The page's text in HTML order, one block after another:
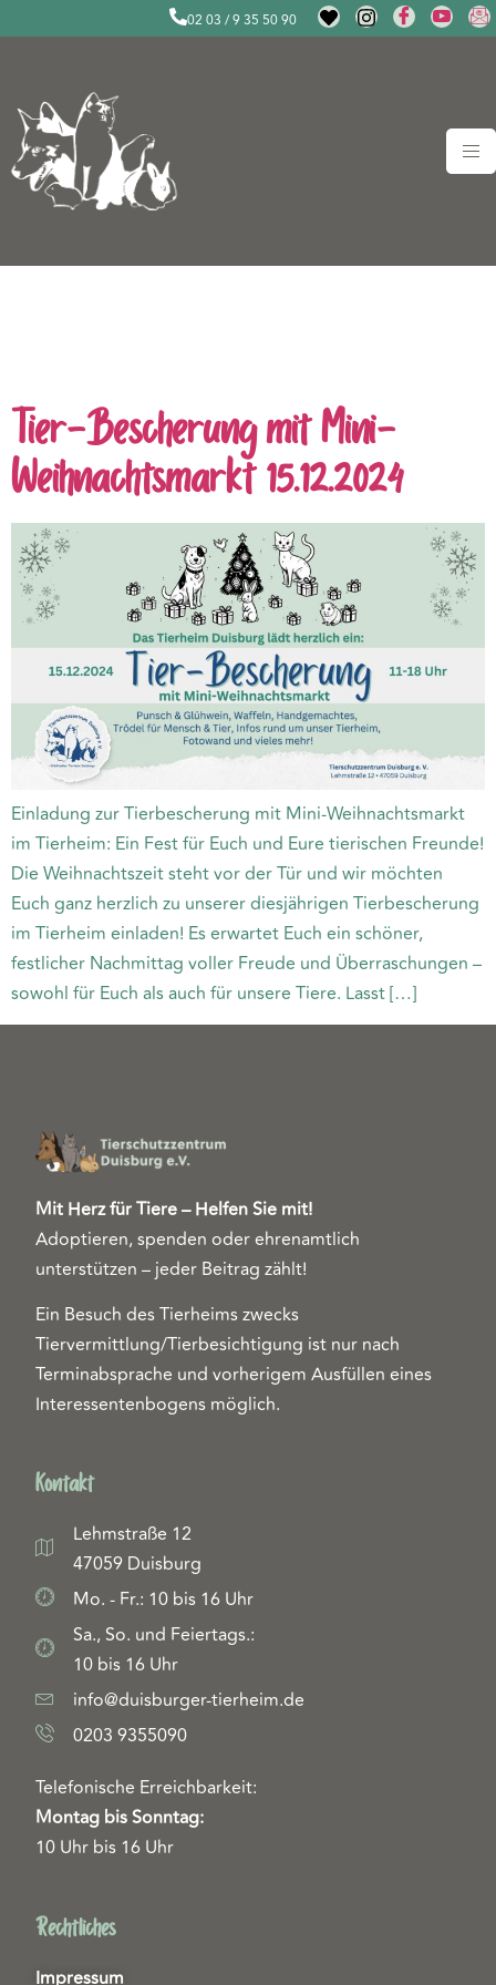
02 03 / 9 35 50 90
Tier-Bescherung mit Mini-
Weihnachtsmarkt 15.12.2024
Einladung zur Tierbescherung mit Mini-Weihnachtsmarkt
im Tierheim: Ein Fest für Euch und Eure tierischen Freunde!
Die Weihnachtszeit steht vor der Tür und wir möchten
Euch ganz herzlich zu unserer diesjährigen Tierbescherung
im Tierheim einladen! Es erwartet Euch ein schöner,
festlicher Nachmittag voller Freude und Überraschungen –
sowohl für Euch als auch für unsere Tiere. Lasst […]
Mit Herz für Tiere – Helfen Sie mit!
Adoptieren, spenden oder ehrenamtlich
unterstützen – jeder Beitrag zählt!
Ein Besuch des Tierheims zwecks
Tiervermittlung/Tierbesichtigung ist nur nach
Terminabsprache und vorherigem Ausfüllen eines
Interessentenbogens möglich.
Kontakt
Lehmstraße 12
47059 Duisburg
Mo. - Fr.: 10 bis 16 Uhr
Sa., So. und Feiertags.:
10 bis 16 Uhr
info@duisburger-tierheim.de
0203 9355090
Telefonische Erreichbarkeit:
Montag bis Sonntag:
10 Uhr bis 16 Uhr
Rechtliches
Impressum